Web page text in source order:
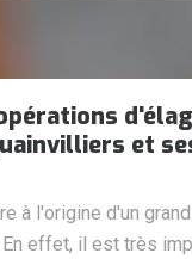
et
à l'origine d'un
effet, il est très